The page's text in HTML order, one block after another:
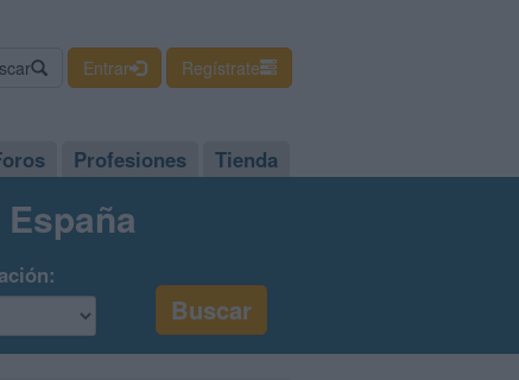
Entrar Regístrate
Profesiones Tienda